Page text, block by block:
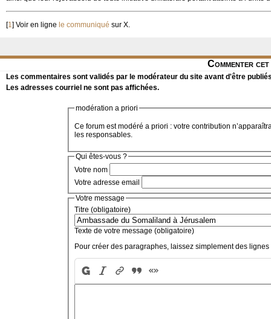
[1] Voir en ligne le communiqué sur X.
Commenter
Les commentaires sont validés par le modérateur du site avant d'être
Les adresses courriel ne sont pas affichées.
modération a priori
Ce forum est modéré a priori : votre contribution
les responsables.
Qui êtes-vous ?
Votre nom
Votre adresse email
Votre message
Titre (obligatoire)
Texte de votre message (obligatoire)
Pour créer des paragraphes, laissez simplement des lignes